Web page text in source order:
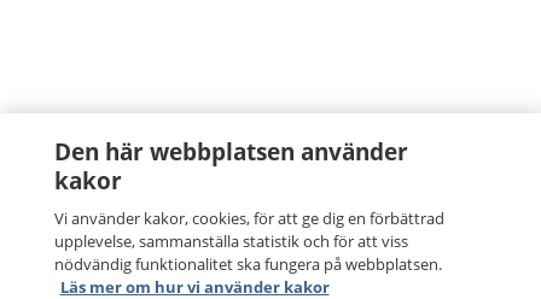
Den här webbplatsen använder
kakor
Vi använder kakor, cookies, för att ge dig en förbättrad
upplevelse, sammanställa statistik och för att viss
nödvändig funktionalitet ska fungera på webbplatsen.
Läs mer om hur vi använder kakor